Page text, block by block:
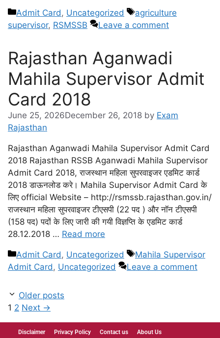
Admit Card, Uncategorized
agriculture
supervisor, RSMSSB Leave a comment
Rajasthan Aganwadi
Mahila Supervisor Admit
Card 2018
June 25, 2026December 26, 2018 by Exam
Rajasthan
Rajasthan Aganwadi Mahila Supervisor Admit Card
2018 Rajasthan RSSB Aganwadi Mahila Supervisor
Admit Card 2018, राजस्थान महिला सुपरवाइजर एडमिट कार्ड
2018 डाऊनलोड करे। Mahila Supervisor Admit Card के
लिए official Website – http://rsmssb.rajasthan.gov.in/
राजस्थान महिला सुपरवाइजर टीएसपी (22 पद ) और नॉन टीएसपी
(158 पद) पदों के लिए जारी की गयी विज्ञप्ति के एडमिट कार्ड
28.12.2018 … Read more
Admit Card, Uncategorized
Mahila Supervisor
Admit Card, Uncategorized Leave a comment
Older posts
1 2 Next →
Disclaimer Privacy Policy Contact us About Us